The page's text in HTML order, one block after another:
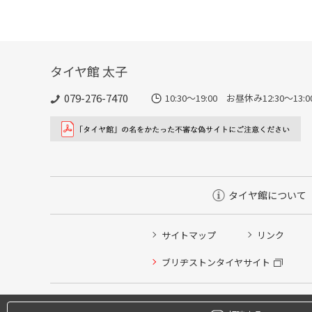
タイヤ館 太子
079-276-7470 10:30～19:00 お昼休み12:30～
タイヤ館について
サイトマップ リンク
ブリヂストンタイヤサイト
タイヤ点検・安全点検/タイヤ履き替え/オイル交換/その
クローク契約会員専用タイヤ履き替え※タイヤ履き替え
本日のタイヤ履き替え順番待ち予約 ※クローク契約会員